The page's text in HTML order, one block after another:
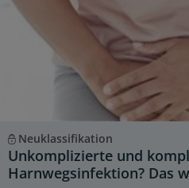
Neuklassifikation
Unkomplizierte und
Harnwegsinfektion? Das